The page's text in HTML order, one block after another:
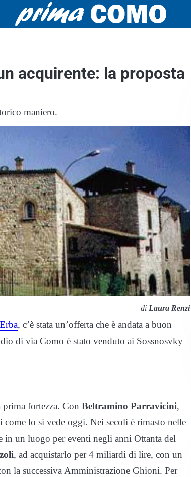
acquirente: la proposta
maniero.
di Laura Renzi
Erba, c’è stata un’offerta che è andata a buon
di via Como è stato venduto ai Sossnosvky
fortezza. Con Beltramino Parravicini,
lo si vede oggi. Nei secoli è rimasto nelle
un luogo per eventi negli anni Ottanta del
, ad acquistarlo per 4 miliardi di lire, con un
la successiva Amministrazione Ghioni. Per